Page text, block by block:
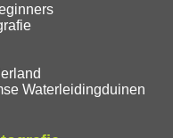
Waterleidingduinen